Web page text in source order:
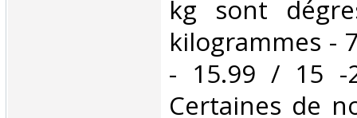
kg sont
kilogrammes -
- 15.99 / 15 -
Certaines de